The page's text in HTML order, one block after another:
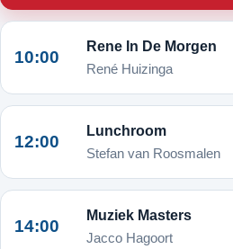
10:00
Rene In De Morgen
René Huizinga
12:00
Lunchroom
Stefan van Roosmalen
14:00
Muziek Masters
Jacco Hagoort